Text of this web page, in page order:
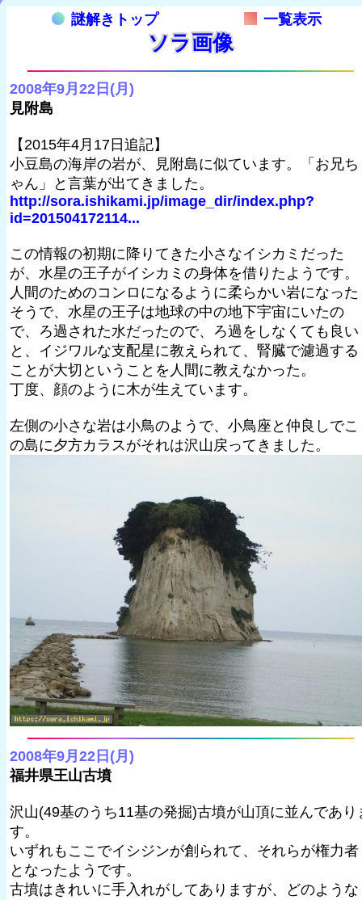
謎解きトップ 一覧表示
ソラ画像
2008年9月22日(月)
見附島
【2015年4月17日追記】
小豆島の海岸の岩が、見附島に似ています。「お兄ち
ゃん」と言葉が出てきました。
http://sora.ishikami.jp/image_dir/index.php?
id=201504172114...
この情報の初期に降りてきた小さなイシカミだった
が、水星の王子がイシカミの身体を借りたようです。
人間のためのコンロになるように柔らかい岩になった
そうで、水星の王子は地球の中の地下宇宙にいたの
で、ろ過された水だったので、ろ過をしなくても良い
と、イジワルな支配星に教えられて、腎臓で濾過する
ことが大切ということを人間に教えなかった。
丁度、顔のように木が生えています。
左側の小さな岩は小鳥のようで、小鳥座と仲良しでこ
の島に夕方カラスがそれは沢山戻ってきました。
2008年9月22日(月)
福井県王山古墳
沢山(49基のうち11基の発掘)古墳が山頂に並んであり
す。
いずれもここでイシジンが創られて、それらが権力者
となったようです。
古墳はきれいに手入れがしてありますが、どのような